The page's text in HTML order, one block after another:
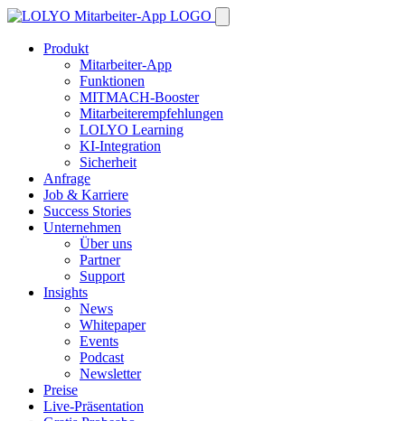
Produkt
Mitarbeiter-App
Funktionen
MITMACH-Booster
Mitarbeiterempfehlungen
LOLYO Learning
KI-Integration
Sicherheit
Anfrage
Job & Karriere
Success Stories
Unternehmen
Über uns
Partner
Support
Insights
News
Whitepaper
Events
Podcast
Newsletter
Preise
Live-Präsentation